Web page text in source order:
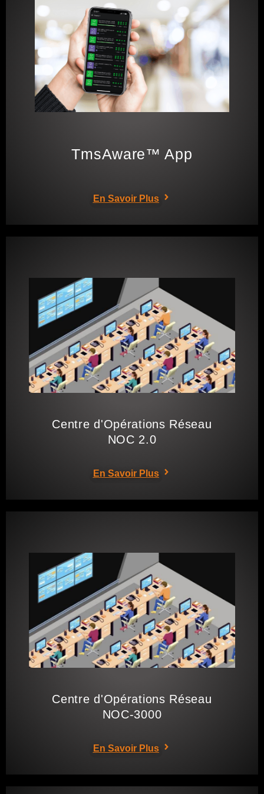
TmsAware™ App
En Savoir Plus
Centre d'Opérations Réseau
NOC 2.0
En Savoir Plus
Centre d'Opérations Réseau
NOC-3000
En Savoir Plus